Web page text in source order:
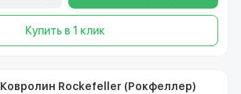
Купить в 1 клик
Ковролин Rockefeller (Рокфеллер)